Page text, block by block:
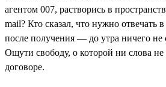
агентом 007, растворись в
mail? Кто сказал, что нужно отвечать
после получения — до утра ничего не
Ощути свободу, о которой ни слова не
договоре.